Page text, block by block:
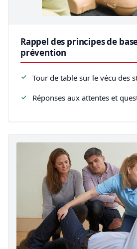
Rappel des principes de
prévention
Tour de table sur le vécu des
Réponses aux attentes et